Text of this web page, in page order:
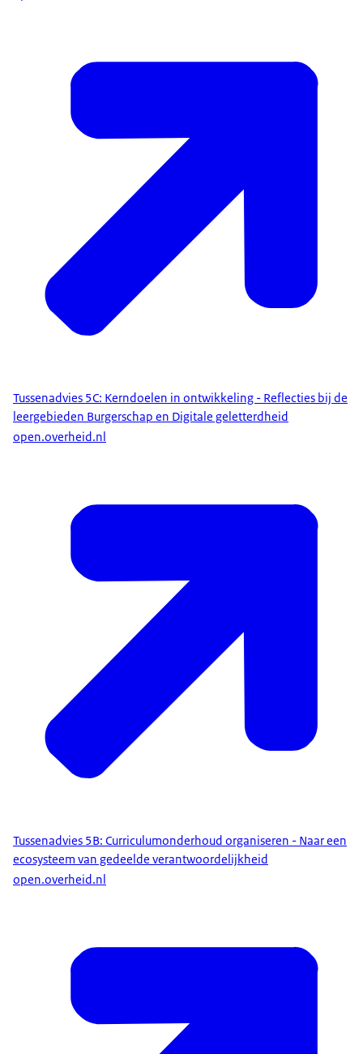
Tussenadvies 5C: Kerndoelen in ontwikkeling - Reflecties bij de
leergebieden Burgerschap en Digitale geletterdheid
open.overheid.nl
Tussenadvies 5B: Curriculumonderhoud organiseren - Naar een
ecosysteem van gedeelde verantwoordelijkheid
open.overheid.nl